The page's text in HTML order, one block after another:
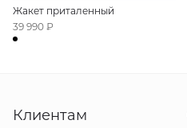
Жакет приталенный
39 990 ₽
Клиентам